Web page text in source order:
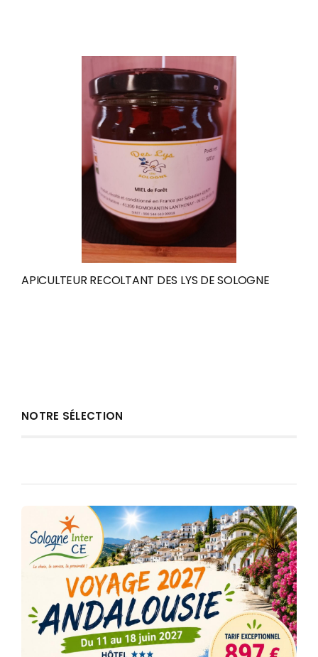
APICULTEUR RECOLTANT DES LYS DE SOLOGNE
NOTRE SÉLECTION